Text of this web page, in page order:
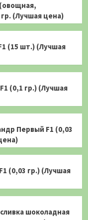
(Лучшая цена)
(15 шт.) (Лучшая
(0,1 гр.) (Лучшая
Первый F1 (0,03
(0,03 гр.) (Лучшая
шоколадная